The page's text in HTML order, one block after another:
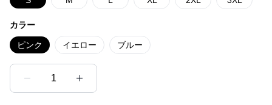
カラー
ピンク イエロー ブルー
1